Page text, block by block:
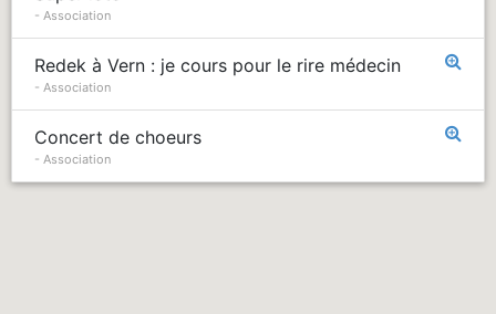
- Association
Redek à Vern : je cours pour le rire médecin
- Association
Concert de choeurs
- Association